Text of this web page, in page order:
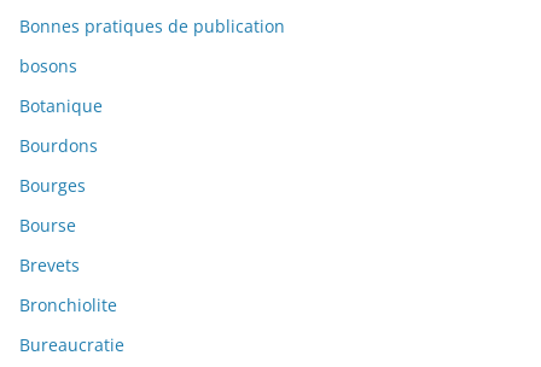
Bonnes pratiques de publication
bosons
Botanique
Bourdons
Bourges
Bourse
Brevets
Bronchiolite
Bureaucratie